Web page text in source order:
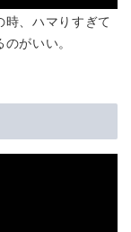
時、ハマりすぎて
がいい。